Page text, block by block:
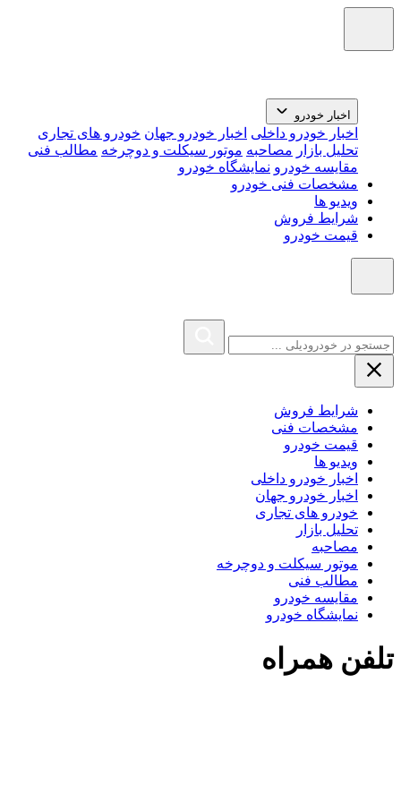
اخبار خودرو
اخبار خودرو داخلی اخبار خودرو جهان خودرو های تجاری
تحلیل بازار مصاحبه موتور سیکلت و دوچرخه مطالب فنی
مقایسه خودرو نمایشگاه خودرو
مشخصات فنی خودرو
ویدیو ها
شرایط فروش
قیمت خودرو
شرایط فروش
مشخصات فنی
قیمت خودرو
ویدیو ها
اخبار خودرو داخلی
اخبار خودرو جهان
خودرو های تجاری
تحلیل بازار
مصاحبه
موتور سیکلت و دوچرخه
مطالب فنی
مقایسه خودرو
نمایشگاه خودرو
همراه